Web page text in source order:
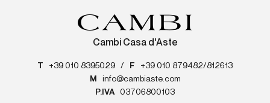
Cambi Casa d'Aste
T +39 010 8395029 / F
+39 010 879482/812613
M
info@cambiaste.com
P.IVA
03706800103